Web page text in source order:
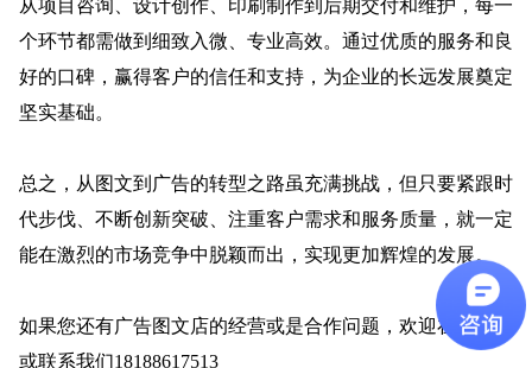
从项目咨询、设计创作、印刷制作到后期交付和维护，每一
个环节都需做到细致入微、专业高效。通过优质的服务和良
好的口碑，赢得客户的信任和支持，为企业的长远发展奠定
坚实基础。
总之，从图文到 广告的转型之路虽充满挑战，但只要紧跟时
代步伐、不断创新突破、注重客户需求和服务质量，就一定
能在激烈的市场竞争中脱颖而出，实现更加辉煌的发展。
如果您还有广告图文店的经营或是合作问题，欢迎在线咨询
或联系我们18188617513